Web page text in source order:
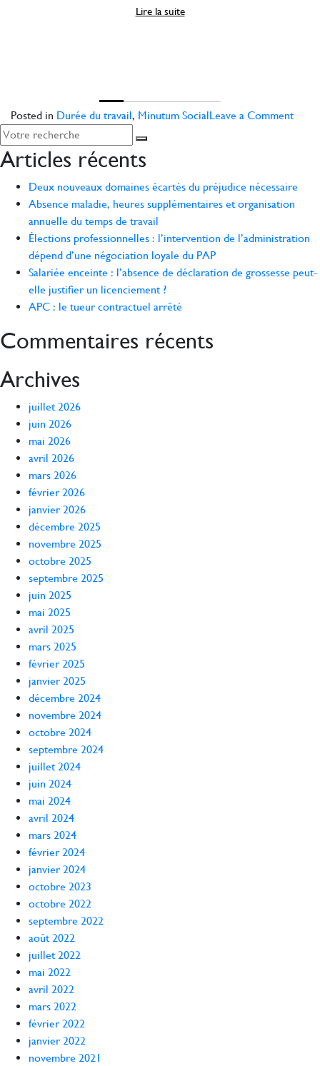
certaines personnes se trouvant dans l’impossibilité de
Lire la suite
Posted in Durée du travail, Minutum SocialLeave a Commenton
Articles récents
Deux nouveaux domaines écartés du préjudice nécessaire
Absence maladie, heures supplémentaires et organisation
annuelle du temps de travail
Élections professionnelles : l’intervention de l’administration
dépend d’une négociation loyale du PAP
Salariée enceinte : l’absence de déclaration de grossesse peut-
elle justifier un licenciement ?
APC : le tueur contractuel arrêté
Commentaires récents
Archives
juillet 2026
juin 2026
mai 2026
avril 2026
mars 2026
février 2026
janvier 2026
décembre 2025
novembre 2025
octobre 2025
septembre 2025
juin 2025
mai 2025
avril 2025
mars 2025
février 2025
janvier 2025
décembre 2024
novembre 2024
octobre 2024
septembre 2024
juillet 2024
juin 2024
mai 2024
avril 2024
mars 2024
février 2024
janvier 2024
octobre 2023
octobre 2022
septembre 2022
août 2022
juillet 2022
mai 2022
avril 2022
mars 2022
février 2022
janvier 2022
novembre 2021